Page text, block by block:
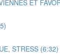
ET
STRESS (6:32)